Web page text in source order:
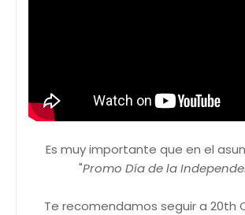
Es muy importante que en el
"Promo Día de la
Te recomendamos seguir a 20th